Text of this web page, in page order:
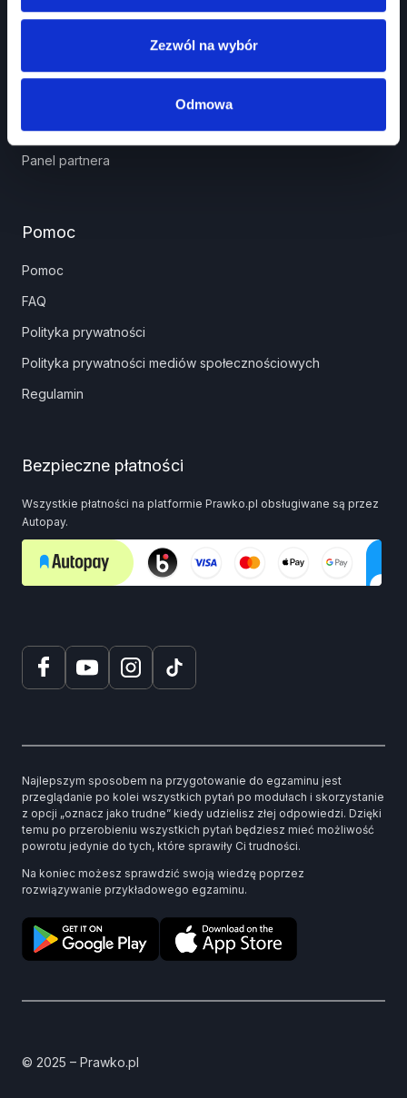
Zezwól na wybór
Odmowa
Kurs Teorii Prawo Jazdy przez Internet?
Jak zdać prawo jazdy?
Jakie dokumenty i wnioski potrzebujesz?
Znaki drogowe
Panel partnera
Pomoc
Pomoc
FAQ
Polityka prywatności
Polityka prywatności mediów społecznościowych
Regulamin
Bezpieczne płatności
Wszystkie płatności na platformie Prawko.pl obsługiwane są przez
Autopay.
Najlepszym sposobem na przygotowanie do egzaminu jest
przeglądanie po kolei wszystkich pytań po modułach i skorzystanie
z opcji „oznacz jako trudne” kiedy udzielisz złej odpowiedzi. Dzięki
temu po przerobieniu wszystkich pytań będziesz mieć możliwość
powrotu jedynie do tych, które sprawiły Ci trudności.
Na koniec możesz sprawdzić swoją wiedzę poprzez
rozwiązywanie przykładowego egzaminu.
© 2025 – Prawko.pl